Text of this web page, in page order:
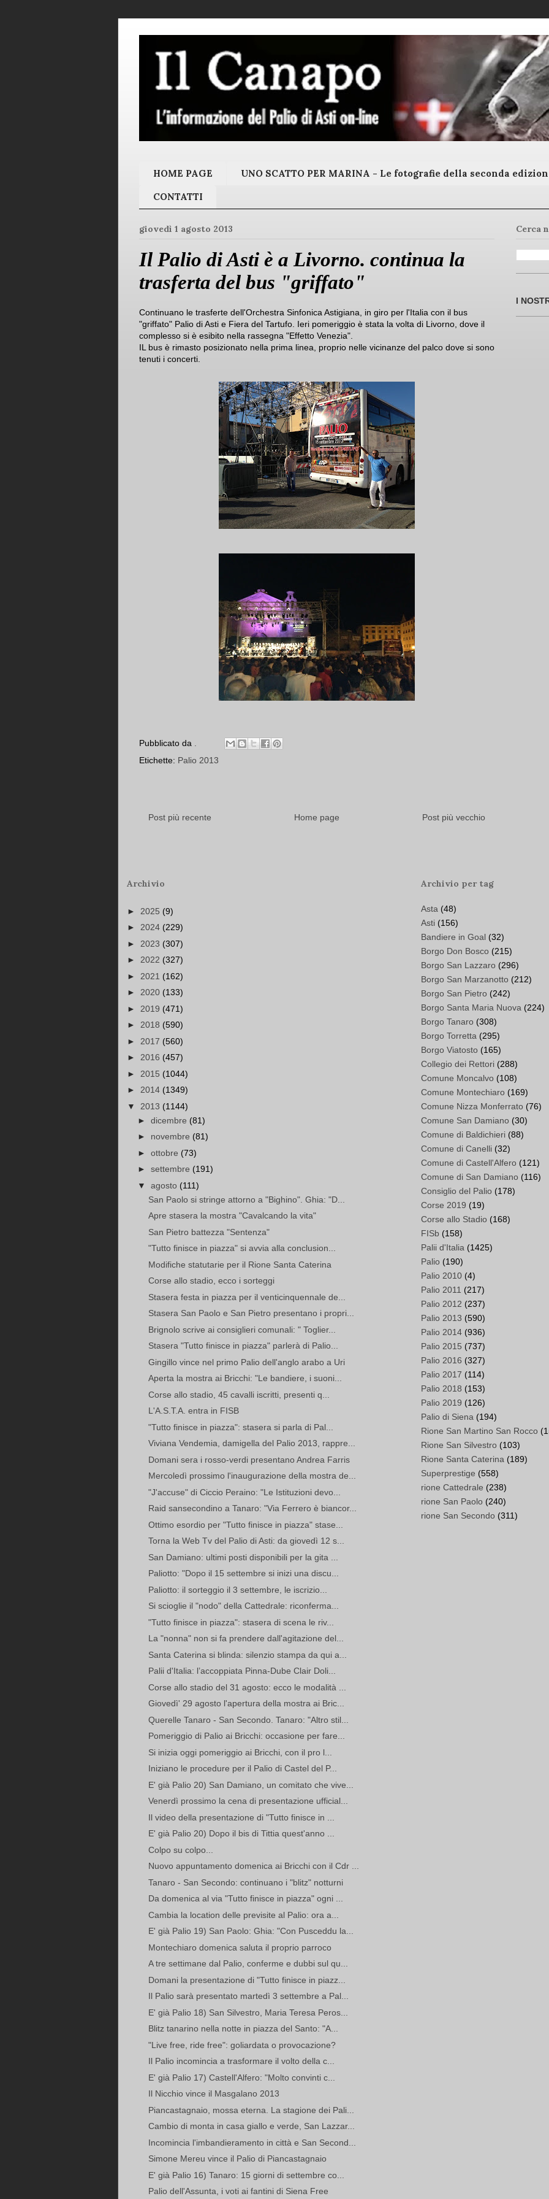
HOME PAGE UNO SCATTO PER MARINA - Le fotografie della seconda
CONTATTI
giovedì 1 agosto 2013
Il Palio di Asti è a Livorno. continua la
trasferta del bus "griffato"
Continuano le trasferte dell'Orchestra Sinfonica Astigiana, in giro per l'Italia con il bus
"griffato" Palio di Asti e Fiera del Tartufo. Ieri pomeriggio è stata la volta di Livorno, dove il
complesso si è esibito nella rassegna "Effetto Venezia".
IL bus è rimasto posizionato nella prima linea, proprio nelle vicinanze del palco dove si sono
tenuti i concerti.
Pubblicato da
Etichette: Palio 2013
Post più recente Post più vecchio
Home page
Cerca
I
Archivio
► 2025 (9)
► 2024 (229)
► 2023 (307)
► 2022 (327)
► 2021 (162)
► 2020 (133)
► 2019 (471)
► 2018 (590)
► 2017 (560)
► 2016 (457)
► 2015 (1044)
► 2014 (1349)
▼ 2013 (1144)
► dicembre (81)
► novembre (81)
► ottobre (73)
► settembre (191)
▼ agosto (111)
San Paolo si stringe attorno a "Bighino". Ghia: "D...
Apre stasera la mostra "Cavalcando la vita"
San Pietro battezza "Sentenza"
"Tutto finisce in piazza" si avvia alla conclusion...
Modifiche statutarie per il Rione Santa Caterina
Corse allo stadio, ecco i sorteggi
Stasera festa in piazza per il venticinquennale de...
Stasera San Paolo e San Pietro presentano i propri...
Brignolo scrive ai consiglieri comunali: " Toglier...
Stasera "Tutto finisce in piazza" parlerà di Palio...
Gingillo vince nel primo Palio dell'anglo arabo a Uri
Aperta la mostra ai Bricchi: "Le bandiere, i suoni...
Corse allo stadio, 45 cavalli iscritti, presenti q...
L'A.S.T.A. entra in FISB
"Tutto finisce in piazza": stasera si parla di Pal...
Viviana Vendemia, damigella del Palio 2013, rappre...
Domani sera i rosso-verdi presentano Andrea Farris
Mercoledì prossimo l'inaugurazione della mostra de...
"J'accuse" di Ciccio Peraino: "Le Istituzioni devo...
Raid sansecondino a Tanaro: "Via Ferrero è biancor...
Ottimo esordio per "Tutto finisce in piazza" stase...
Torna la Web Tv del Palio di Asti: da giovedì 12 s...
San Damiano: ultimi posti disponibili per la gita ...
Paliotto: "Dopo il 15 settembre si inizi una discu...
Paliotto: il sorteggio il 3 settembre, le iscrizio...
Si scioglie il "nodo" della Cattedrale: riconferma...
"Tutto finisce in piazza": stasera di scena le riv...
La "nonna" non si fa prendere dall'agitazione del...
Santa Caterina si blinda: silenzio stampa da qui a...
Palii d'Italia: l’accoppiata Pinna-Dube Clair Doli...
Corse allo stadio del 31 agosto: ecco le modalità ...
Giovedì' 29 agosto l'apertura della mostra ai Bric...
Querelle Tanaro - San Secondo. Tanaro: "Altro stil...
Pomeriggio di Palio ai Bricchi: occasione per fare...
Si inizia oggi pomeriggio ai Bricchi, con il pro l...
Iniziano le procedure per il Palio di Castel del P...
E' già Palio 20) San Damiano, un comitato che vive...
Venerdì prossimo la cena di presentazione ufficial...
Il video della presentazione di "Tutto finisce in ...
E' già Palio 20) Dopo il bis di Tittia quest'anno ...
Colpo su colpo...
Nuovo appuntamento domenica ai Bricchi con il Cdr ...
Tanaro - San Secondo: continuano i "blitz" notturni
Da domenica al via "Tutto finisce in piazza" ogni ...
Cambia la location delle previsite al Palio: ora a...
E' già Palio 19) San Paolo: Ghia: "Con Pusceddu la...
Montechiaro domenica saluta il proprio parroco
A tre settimane dal Palio, conferme e dubbi sul qu...
Domani la presentazione di "Tutto finisce in piazz...
Il Palio sarà presentato martedì 3 settembre a Pal...
E' già Palio 18) San Silvestro, Maria Teresa Peros...
Blitz tanarino nella notte in piazza del Santo: "A...
"Live free, ride free": goliardata o provocazione?
Il Palio incomincia a trasformare il volto della c...
E' già Palio 17) Castell'Alfero: "Molto convinti c...
Il Nicchio vince il Masgalano 2013
Piancastagnaio, mossa eterna. La stagione dei Pali...
Cambio di monta in casa giallo e verde, San Lazzar...
Incomincia l'imbandieramento in città e San Second...
Simone Mereu vince il Palio di Piancastagnaio
E' già Palio 16) Tanaro: 15 giorni di settembre co...
Palio dell'Assunta, i voti ai fantini di Siena Free
Archivio per tag
Asta (48)
Asti (156)
Bandiere in Goal (32)
Borgo Don Bosco (215)
Borgo San Lazzaro (296)
Borgo San Marzanotto (212)
Borgo San Pietro (242)
Borgo Santa Maria Nuova (224)
Borgo Tanaro (308)
Borgo Torretta (295)
Borgo Viatosto (165)
Collegio dei Rettori (288)
Comune Moncalvo (108)
Comune Montechiaro (169)
Comune Nizza Monferrato (76)
Comune San Damiano (30)
Comune di Baldichieri (88)
Comune di Canelli (32)
Comune di Castell'Alfero (121)
Comune di San Damiano (116)
Consiglio del Palio (178)
Corse 2019 (19)
Corse allo Stadio (168)
FISb (158)
Palii d'Italia (1425)
Palio (190)
Palio 2010 (4)
Palio 2011 (217)
Palio 2012 (237)
Palio 2013 (590)
Palio 2014 (936)
Palio 2015 (737)
Palio 2016 (327)
Palio 2017 (114)
Palio 2018 (153)
Palio 2019 (126)
Palio di Siena (194)
Rione San Martino San Rocco
Rione San Silvestro (103)
Rione Santa Caterina (189)
Superprestige (558)
rione Cattedrale (238)
rione San Paolo (240)
rione San Secondo (311)